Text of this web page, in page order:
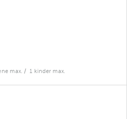
max. / 1 kinder max.